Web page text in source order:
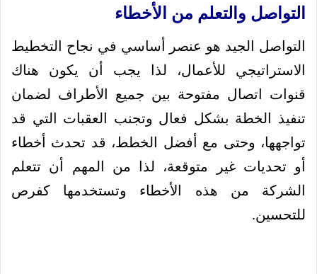
التواصل والتعلم من الأخطاء
التواصل الجيد هو عنصر أساسي في نجاح التخطيط
الاستراتيجي للأعمال، لذا يجب أن يكون هناك
قنوات اتصال مفتوحة بين جميع الأطراف لضمان
تنفيذ الخطة بشكل فعال وتجنب العقبات التي قد
تواجهها، وحتى مع أفضل الخطط، قد تحدث أخطاء
أو تحديات غير متوقعة، لذا من المهم أن تتعلم
الشركة من هذه الأخطاء وتستخدمها كفرص
للتحسين.